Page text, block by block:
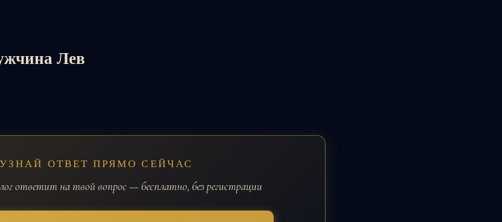
Лев
УЗНАЙ ОТВЕТ ПРЯМО СЕЙЧАС
ответит на твой вопрос — бесплатно, без регистрации